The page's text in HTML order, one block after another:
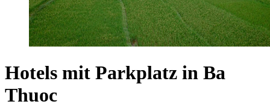
Hotels mit Parkplatz in Ba
Thuoc